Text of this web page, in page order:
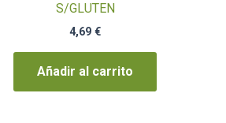
S/GLUTEN
4,69 €
Añadir al carrito